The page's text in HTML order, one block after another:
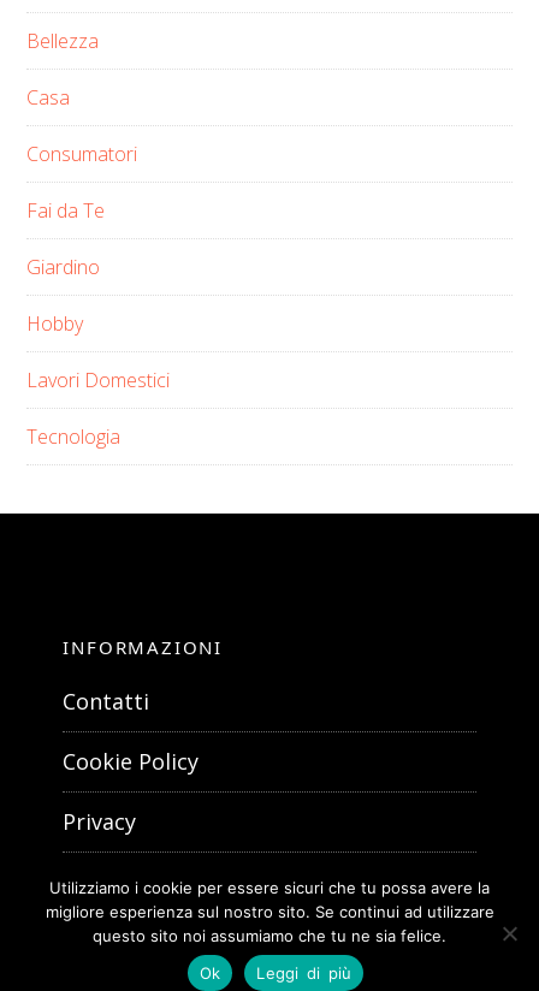
Bellezza
Casa
Consumatori
Fai da Te
Giardino
Hobby
Lavori Domestici
Tecnologia
INFORMAZIONI
Contatti
Cookie Policy
Privacy
Utilizziamo i cookie per essere sicuri che tu possa avere la
migliore esperienza sul nostro sito. Se continui ad utilizzare
questo sito noi assumiamo che tu ne sia felice.
Ok
Leggi di più